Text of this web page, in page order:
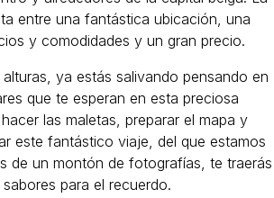
entre una fantástica ubicación, una
y comodidades y un gran precio.
ya estás salivando pensando en
que te esperan en esta preciosa
las maletas, preparar el mapa y
este fantástico viaje, del que estamos
de un montón de fotografías, te traerás
para el recuerdo.